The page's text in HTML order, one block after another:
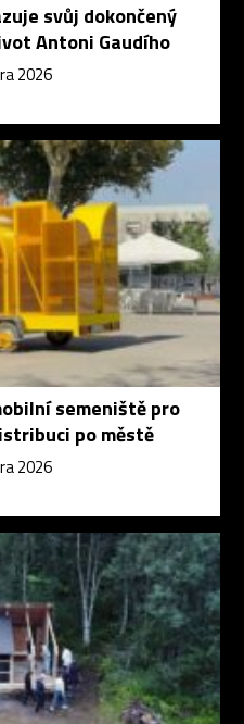
svůj dokončený
Antoni Gaudího
2026
semeniště pro
po městě
2026